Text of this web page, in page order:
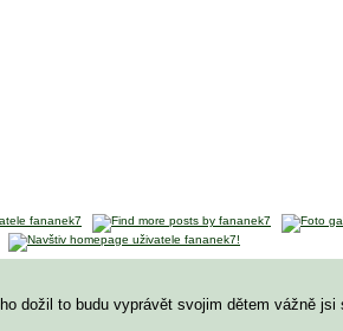
dožil to budu vyprávět svojim dětem vážně